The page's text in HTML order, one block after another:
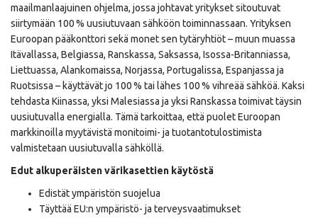
maailmanlaajuinen ohjelma, jossa johtavat yritykset sitoutuvat
siirtymään 100 % uusiutuvaan sähköön toiminnassaan. Yrityksen
Euroopan pääkonttori sekä monet sen tytäryhtiöt – muun muassa
Itävallassa, Belgiassa, Ranskassa, Saksassa, Isossa-Britanniassa,
Liettuassa, Alankomaissa, Norjassa, Portugalissa, Espanjassa ja
Ruotsissa – käyttävät jo 100 % tai lähes 100 % vihreää sähköä. Kaksi
tehdasta Kiinassa, yksi Malesiassa ja yksi Ranskassa toimivat täysin
uusiutuvalla energialla. Tämä tarkoittaa, että puolet Euroopan
markkinoilla myytävistä monitoimi- ja tuotantotulostimista
valmistetaan uusiutuvalla sähköllä.
Edut alkuperäisten värikasettien käytöstä
Edistät ympäristön suojelua
Täyttää EU:n ympäristö- ja terveysvaatimukset